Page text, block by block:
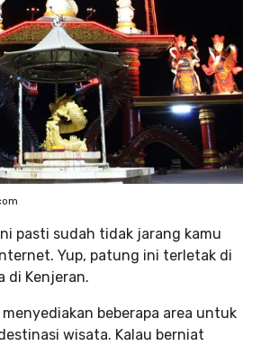
pasti sudah tidak jarang kamu
Yup, patung ini terletak di
di Kenjeran.
beberapa area untuk
wisata. Kalau berniat